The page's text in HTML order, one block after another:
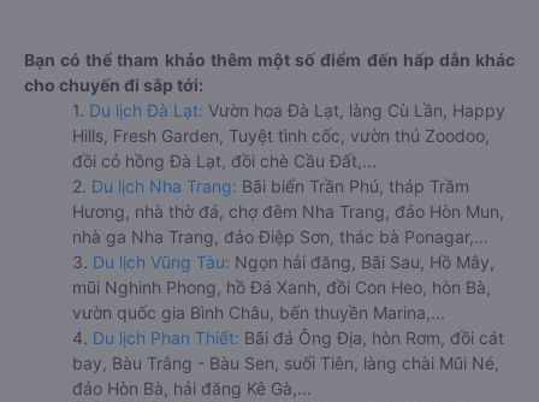
Bạn có thể tham khảo thêm một số điểm đến hấp dẫn khác
cho chuyến đi sắp tới:
1. Du lịch Đà Lạt: Vườn hoa Đà Lạt, làng Cù Lần, Happy
Hills, Fresh Garden, Tuyệt tình cốc, vườn thú Zoodoo,
đồi cỏ hồng Đà Lạt, đồi chè Cầu Đất,...
2. Du lịch Nha Trang: Bãi biển Trần Phú, tháp Trầm
Hương, nhà thờ đá, chợ đêm Nha Trang, đảo Hòn Mun,
nhà ga Nha Trang, đảo Điệp Sơn, thác bà Ponagar,...
3. Du lịch Vũng Tàu: Ngọn hải đăng, Bãi Sau, Hồ Mây,
mũi Nghinh Phong, hồ Đá Xanh, đồi Con Heo, hòn Bà,
vườn quốc gia Bình Châu, bến thuyền Marina,...
4. Du lịch Phan Thiết: Bãi đá Ông Địa, hòn Rơm, đồi cát
bay, Bàu Trắng - Bàu Sen, suối Tiên, làng chài Mũi Né,
đảo Hòn Bà, hải đăng Kê Gà,...